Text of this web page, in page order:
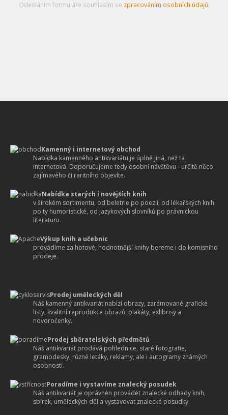
Odesláním formuláře souhlasím se zpracováním osobních údajů.
Kamenný i internetový obchod
Nabídka kamenného antikvariátu je úplně jiná, než ta
internetová. Doporučujeme tedy osobní návštěvu - určitě něco
zajímavého či raritního objevíte.
Nabídka starých i novějších knih
v širokém sortimentu, od beletrie po poezii, od lékařských knih
po ty humoristické, od jazykových slovníků po právnickou
literaturu.
Výkup knih a učebnic
provádíme za hotové, hodnotnější knihy bereme i do komisního
prodeje.
Prodej uměleckých děl
Náš kamenný antikvariát nabízí obrazy, zarámované grafické
listy, kvalitní reprodukce obrazů, plakáty, exlibrisy a
novoročenky.
Prodej sběratelských předmětů
Náš antikvariát prodává pohlednice, staré fotografie,
gramodesky, různé letáky, reklamy, ale i autogramy známých
osobností.
Poradíme i vystavíme znalecký posudek
Náš antikvariát je oprávněn provádět znalecké odhady knih,
sbírek, uměleckých děl a vystavovat znalecké posudky.